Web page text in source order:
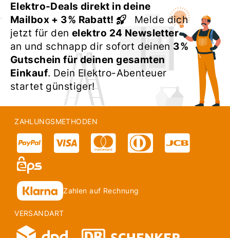
Elektro-Deals direkt in deine
Mailbox + 3% Rabatt!
Melde dich
jetzt für denelektro 24 Newsletter
an und schnapp dir sofort deinen 3%
Gutschein für deinen gesamten
Einkauf. Dein Elektro-Abenteuer
startet günstiger!
ZAHLUNGSMETHODEN
Zahlen auf Rechnung
VERSANDART